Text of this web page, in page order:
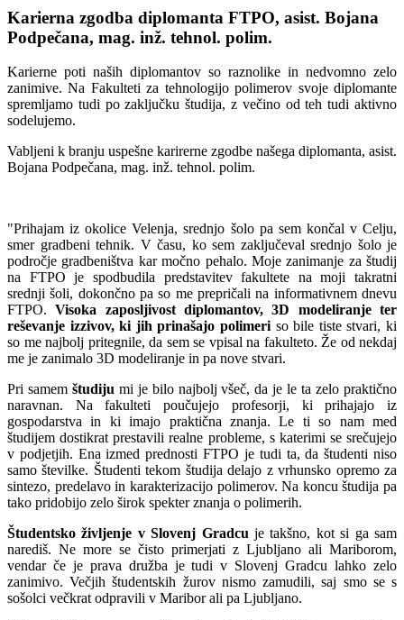
Karierna zgodba diplomanta FTPO, asist. Bojana
Podpečana, mag. inž. tehnol. polim.
Karierne poti naših diplomantov so raznolike in nedvomno zelo
zanimive. Na Fakulteti za tehnologijo polimerov svoje diplomante
spremljamo tudi po zaključku študija, z večino od teh tudi aktivno
sodelujemo.
Vabljeni k branju uspešne karirerne zgodbe našega diplomanta, asist.
Bojana Podpečana, mag. inž. tehnol. polim.
"Prihajam iz okolice Velenja, srednjo šolo pa sem končal v Celju,
smer gradbeni tehnik. V času, ko sem zaključeval srednjo šolo je
področje gradbeništva kar močno pehalo. Moje zanimanje za študij
na FTPO je spodbudila predstavitev fakultete na moji takratni
srednji šoli, dokončno pa so me prepričali na informativnem dnevu
FTPO.Visoka zaposljivost diplomantov, 3D modeliranje ter
reševanje izzivov, ki jih prinašajo polimeri so bile tiste stvari, ki
so me najbolj pritegnile, da sem se vpisal na fakulteto. Že od nekdaj
me je zanimalo 3D modeliranje in pa nove stvari.
Pri samem študiju mi je bilo najbolj všeč, da je le ta zelo praktično
naravnan. Na fakulteti poučujejo profesorji, ki prihajajo iz
gospodarstva in ki imajo praktična znanja. Le ti so nam med
študijem dostikrat prestavili realne probleme, s katerimi se srečujejo
v podjetjih. Ena izmed prednosti FTPO je tudi ta, da študenti niso
samo številke. Študenti tekom študija delajo z vrhunsko opremo za
sintezo, predelavo in karakterizacijo polimerov. Na koncu študija pa
tako pridobijo zelo širok spekter znanja o polimerih.
Študentsko življenje v Slovenj Gradcu je takšno, kot si ga sam
narediš. Ne more se čisto primerjati z Ljubljano ali Mariborom,
vendar če je prava družba je tudi v Slovenj Gradcu lahko zelo
zanimivo. Večjih študentskih žurov nismo zamudili, saj smo se s
sošolci večkrat odpravili v Maribor ali pa Ljubljano.